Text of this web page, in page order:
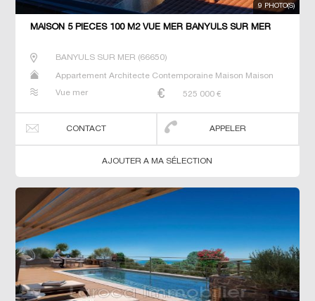
9 PHOTO(S)
MAISON 5 PIECES 100 M2 VUE MER BANYULS SUR MER
BANYULS SUR MER (66650)
Appartement Architecte Contemporaine Maison Maison
Vue mer
525 000 €
CONTACT APPELER
AJOUTER A MA SÉLECTION